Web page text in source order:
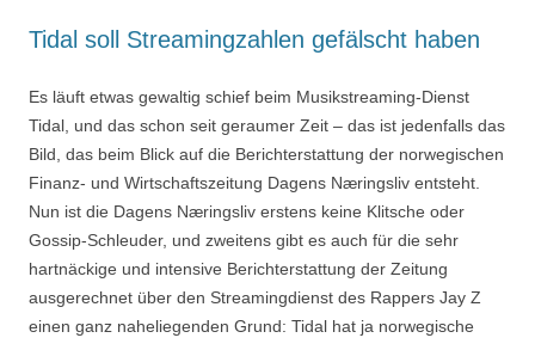
Tidal soll Streamingzahlen gefälscht haben
Es läuft etwas gewaltig schief beim Musikstreaming-Dienst
Tidal, und das schon seit geraumer Zeit – das ist jedenfalls das
Bild, das beim Blick auf die Berichterstattung der norwegischen
Finanz- und Wirtschaftszeitung Dagens Næringsliv entsteht.
Nun ist die Dagens Næringsliv erstens keine Klitsche oder
Gossip-Schleuder, und zweitens gibt es auch für die sehr
hartnäckige und intensive Berichterstattung der Zeitung
ausgerechnet über den Streamingdienst des Rappers Jay Z
einen ganz naheliegenden Grund: Tidal hat ja norwegische